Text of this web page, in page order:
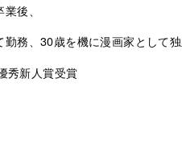
後、
務、30歳を機に漫画家として
秀新人賞受賞